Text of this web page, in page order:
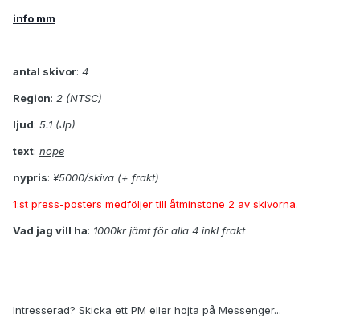
info mm
antal skivor: 4
Region: 2 (NTSC)
ljud: 5.1 (Jp)
text: nope
nypris: ¥5000/skiva (+ frakt)
1:st press-posters medföljer till åtminstone 2 av skivorna.
Vad jag vill ha: 1000kr jämt för alla 4 inkl frakt
Intresserad? Skicka ett PM eller hojta på Messenger...